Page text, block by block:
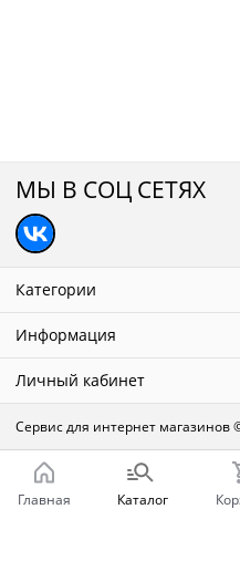
МЫ В СОЦ СЕТЯХ
Категории
Информация
Личный кабинет
Сервис для интернет магазинов
Главная Каталог